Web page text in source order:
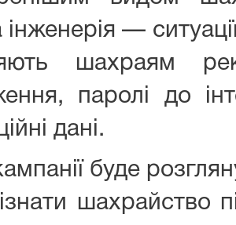
інженерія —
шахраям
паролі до
дані.
буде
шахрайство